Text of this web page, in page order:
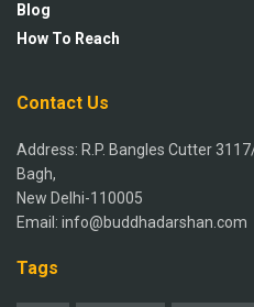
Blog
How To Reach
Contact Us
Address: R.P. Bangles Cutter
Bagh,
New Delhi-110005
Email: info@buddhadarshan.com
Tags